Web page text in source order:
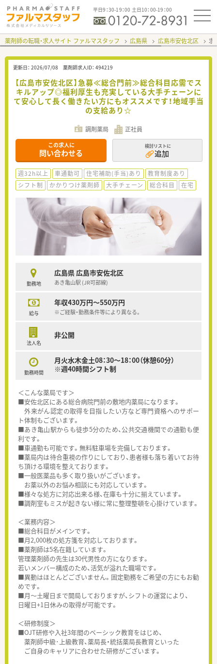
平日9：30-19：00 土日10：00-19：00
薬剤師の転職・求人サイト ファルマスタッフ 広島県 広島市安佐北区 求
更新日： 2026/07/08 薬剤師求人ID： 494219
【広島市安佐北区】急募≪総合門前≫総合科目応需でス
キルアップ◎福利厚生も充実している大手チェーンに
て安心して長く働きたい方にもオススメです！地域手当
の支給あり☆
調剤薬局 正社員
この求人に
問い合わせる
検討リストに
追加
週32h以上 車通勤可 住宅補助(手当)あり
教育制度あり
シフト制
かかりつけ薬剤師 大手チェーン 総合科目 在宅
勤務地
広島県 広島市安佐北区
あき亀山駅 (JR可部線)
給与
年収430万円～550万円
※ご経験・勤務条件等により異なる。
法人名
非公開
勤務時間
月火水木金土08：30～18：00（休憩60分）
※週40時間シフト制
＜こんな薬局です＞
■安佐北区にある総合病院門前の敷地内薬局になります。
外来がん認定の取得を目指したい方など専門資格へのサポー
ト体制もございます。
■あき亀山駅からも徒歩5分のため、公共交通機関での通勤も便
利です。
■車通勤も可能です。無料駐車場を完備しております。
■薬局内は待合重視の作りにしており、患者様も落ち着いてお待
ち頂ける環境を整えております。
■一般医薬品も多く取り扱いがございます。
お薬以外のお悩み相談にも対応しています。
■様々な処方に対応出来る様、在庫も十分に揃えています。
■調剤室もミスが起きない様に常に整理整頓を心掛けています。
＜業務内容＞
■総合科目がメインです。
■月2,000枚の処方箋を対応しております。
■薬剤師は5名在籍しています。
管理薬剤師の先生は30代男性の方になります。
若いメンバー構成のため、活気が溢れた職場です。
■異動はほとんどございません。固定勤務をご希望の方にもお勧
めです。
■月～土曜日まで開局しておりますが、シフトの運営により、
日曜日+1日休みの取得が可能です。
＜研修制度＞
■OJT研修や入社3年間のベーシック教育をはじめ、
薬剤師中級･上級教育、薬局長・統括薬局長教育といった
ご自身のキャリアに合わせた研修がございます。